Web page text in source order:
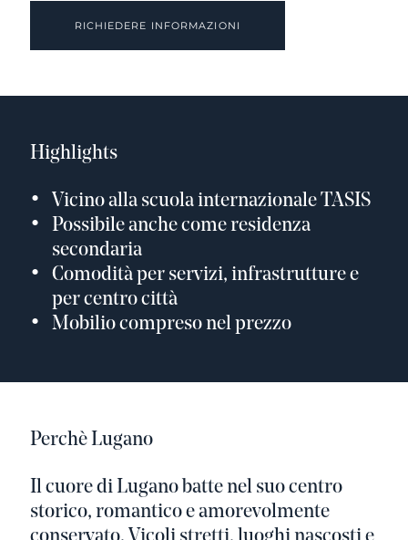
RICHIEDERE INFORMAZIONI
Highlights
Vicino alla scuola internazionale TASIS
Possibile anche come residenza
secondaria
Comodità per servizi, infrastrutture e
per centro città
Mobilio compreso nel prezzo
Perchè Lugano
Il cuore di Lugano batte nel suo centro
storico, romantico e amorevolmente